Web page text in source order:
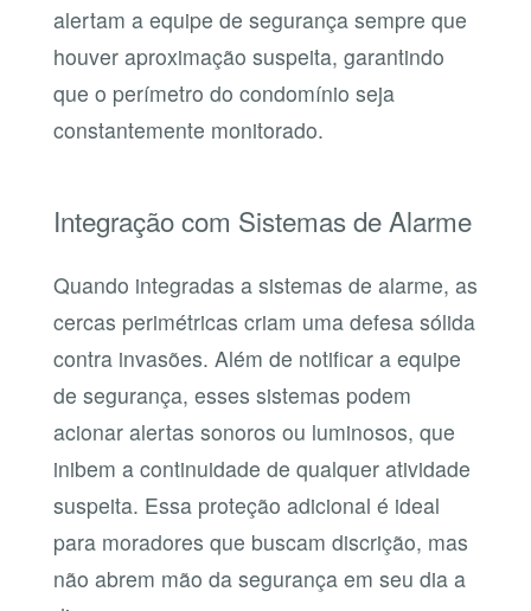
alertam a equipe de segurança sempre que
houver aproximação suspeita, garantindo
que o perímetro do condomínio seja
constantemente monitorado.
Integração com Sistemas de Alarme
Quando integradas a sistemas de alarme, as
cercas perimétricas criam uma defesa sólida
contra invasões. Além de notificar a equipe
de segurança, esses sistemas podem
acionar alertas sonoros ou luminosos, que
inibem a continuidade de qualquer atividade
suspeita. Essa proteção adicional é ideal
para moradores que buscam discrição, mas
não abrem mão da segurança em seu dia a